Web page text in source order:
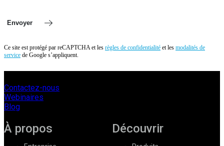
Envoyer
Ce site est protégé par reCAPTCHA et les règles de confidentialité et les modalités de
service de Google s’appliquent.
Contactez-nous
Webinaires
Blog
À propos Découvrir